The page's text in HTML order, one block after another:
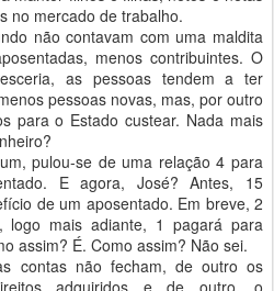
no mercado de trabalho.
não contavam com uma maldita
menos contribuintes. O
as pessoas tendem a ter
pessoas novas, mas, por outro
para o Estado custear. Nada mais
pulou-se de uma relação 4 para
E agora, José? Antes, 15
de um aposentado. Em breve, 2
logo mais adiante, 1 pagará para
assim? É. Como assim? Não sei.
contas não fecham, de outro os
adquiridos e de outro, o